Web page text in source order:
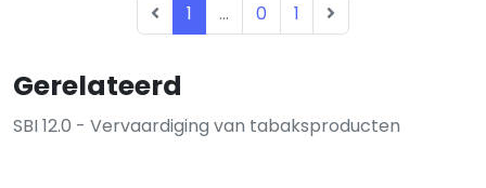
Gerelateerd
SBI 12.0 - Vervaardiging van tabaksproducten
1 ... 0 1